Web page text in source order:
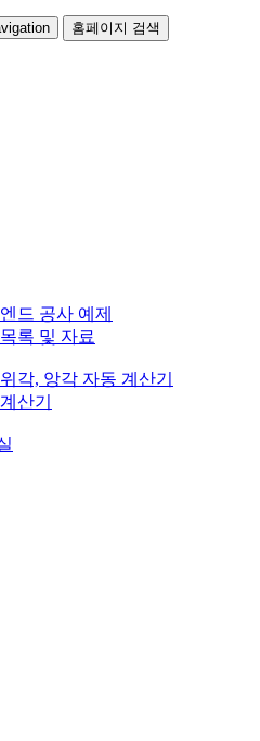
홈페이지 검색
드 공사 예제
록 및 자료
각, 앙각 자동 계산기
산기